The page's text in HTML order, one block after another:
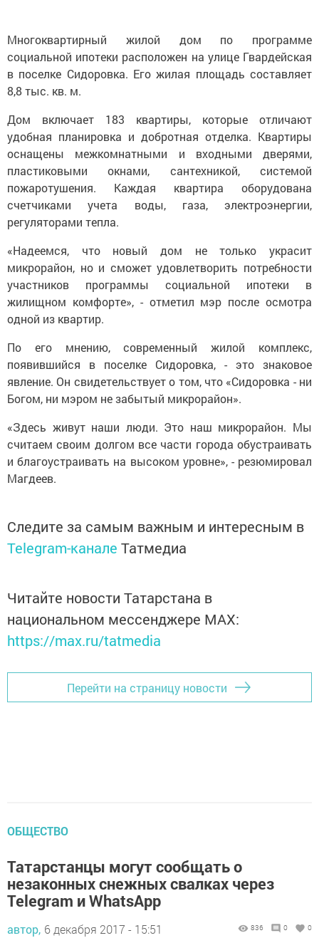
Многоквартирный жилой дом по программе
социальной ипотеки расположен на улице Гвардейская
в поселке Сидоровка. Его жилая площадь составляет
8,8 тыс. кв. м.
Дом включает 183 квартиры, которые отличают
удобная планировка и добротная отделка. Квартиры
оснащены межкомнатными и входными дверями,
пластиковыми окнами, сантехникой, системой
пожаротушения. Каждая квартира оборудована
счетчиками учета воды, газа, электроэнергии,
регуляторами тепла.
«Надеемся, что новый дом не только украсит
микрорайон, но и сможет удовлетворить потребности
участников программы социальной ипотеки в
жилищном комфорте», - отметил мэр после осмотра
одной из квартир.
По его мнению, современный жилой комплекс,
появившийся в поселке Сидоровка, - это знаковое
явление. Он свидетельствует о том, что «Сидоровка - ни
Богом, ни мэром не забытый микрорайон».
«Здесь живут наши люди. Это наш микрорайон. Мы
считаем своим долгом все части города обустраивать
и благоустраивать на высоком уровне», - резюмировал
Магдеев.
Следите за самым важным и интересным в
Telegram-канале Татмедиа
Читайте новости Татарстана в
национальном мессенджере MАХ:
https://max.ru/tatmedia
Перейти на страницу новости
ОБЩЕСТВО
Татарстанцы могут сообщать о
незаконных снежных свалках через
Telegram и WhatsApp
автор, 6 декабря 2017 - 15:51 836 0 0